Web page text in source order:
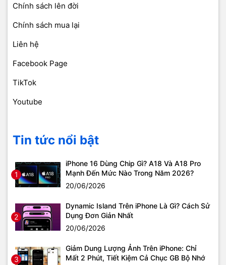
Chính sách lên đời
Chính sách mua lại
Liên hệ
Facebook Page
TikTok
Youtube
Tin tức nổi bật
1
iPhone 16 Dùng Chip Gì? A18 Và A18 Pro
Mạnh Đến Mức Nào Trong Năm 2026?
20/06/2026
2
Dynamic Island Trên iPhone Là Gì? Cách Sử
Dụng Đơn Giản Nhất
20/06/2026
3
Giảm Dung Lượng Ảnh Trên iPhone: Chỉ
Mất 2 Phút, Tiết Kiệm Cả Chục GB Bộ Nhớ